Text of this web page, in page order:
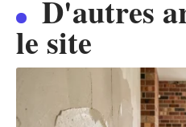
D'autres
le site